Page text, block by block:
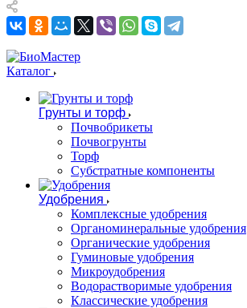
Каталог
Грунты и торф
Почвобрикеты
Почвогрунты
Торф
Субстратные компоненты
Удобрения
Комплексные удобрения
Органоминеральные удобрения
Органические удобрения
Гуминовые удобрения
Микроудобрения
Водорастворимые удобрения
Классические удобрения